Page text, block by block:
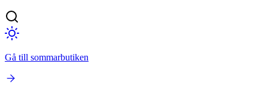
Gå till sommarbutiken